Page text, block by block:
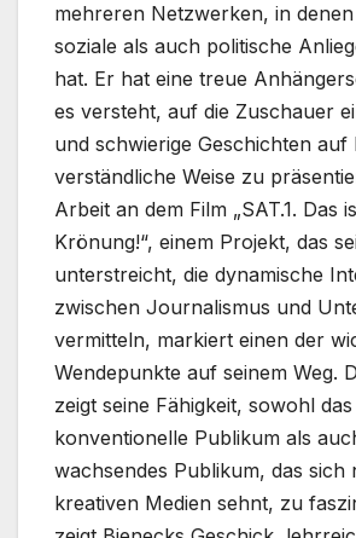
mehreren Netzwerken, in
soziale als auch politische
hat. Er hat eine treue
es versteht, auf die Zuschauer
und schwierige Geschichten auf
verständliche Weise zu
Arbeit an dem Film „SAT.1. Das
Krönung!“, einem Projekt, das
unterstreicht, die dynamische
zwischen Journalismus und
vermitteln, markiert einen der
Wendepunkte auf seinem Weg.
zeigt seine Fähigkeit, sowohl das
konventionelle Publikum als
wachsendes Publikum, das sich
kreativen Medien sehnt, zu